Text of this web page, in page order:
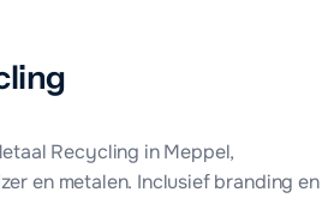
Recycling in Meppel,
en metalen. Inclusief branding en